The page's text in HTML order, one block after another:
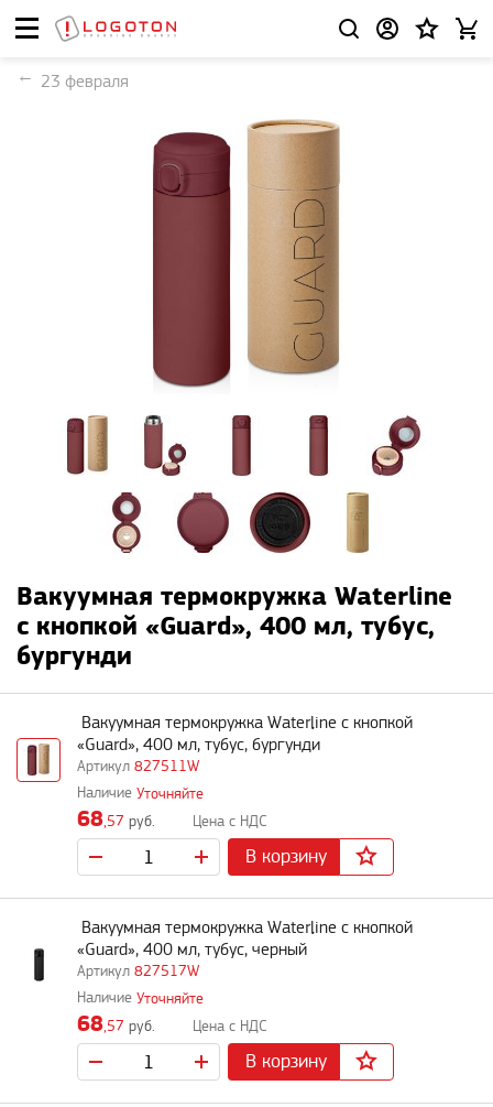
23 февраля
Вакуумная термокружка Waterline
c кнопкой «Guard», 400 мл, тубус,
бургунди
827511W
Вакуумная термокружка Waterline c кнопкой
«Guard», 400 мл, тубус, бургунди
Уточняйте
68,57 руб.
В корзину
827517W
Вакуумная термокружка Waterline c кнопкой
«Guard», 400 мл, тубус, черный
Уточняйте
68,57 руб.
В корзину